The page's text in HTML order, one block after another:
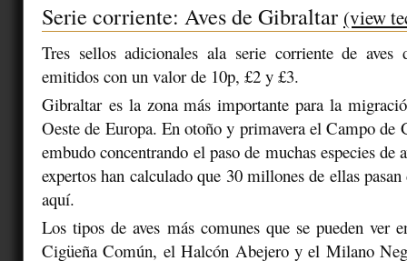
Serie corriente: Aves de Gibraltar (view
Tres sellos adicionales ala serie corriente de aves
emitidos con un valor de 10p, £2 y £3.
Gibraltar es la zona más importante para la
Oeste de Europa. En otoño y primavera el Campo de
embudo concentrando el paso de muchas especies de
expertos han calculado que 30 millones de ellas
aquí.
Los tipos de aves más comunes que se pueden ver
Cigüeña Común, el Halcón Abejero y el Milano